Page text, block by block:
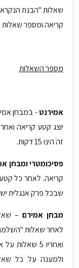
שאלות "הבנת
קריאה ומספר
מספר השאלות
אמירנט- במבחן
זה הינו 15 דקות.
פסיכומטרי ומבחן
שבכל פרק אנגלית יש 10 שאלות הבנת הנקרא סך הכל.
מבחן אמירם –
לאחר שאלות